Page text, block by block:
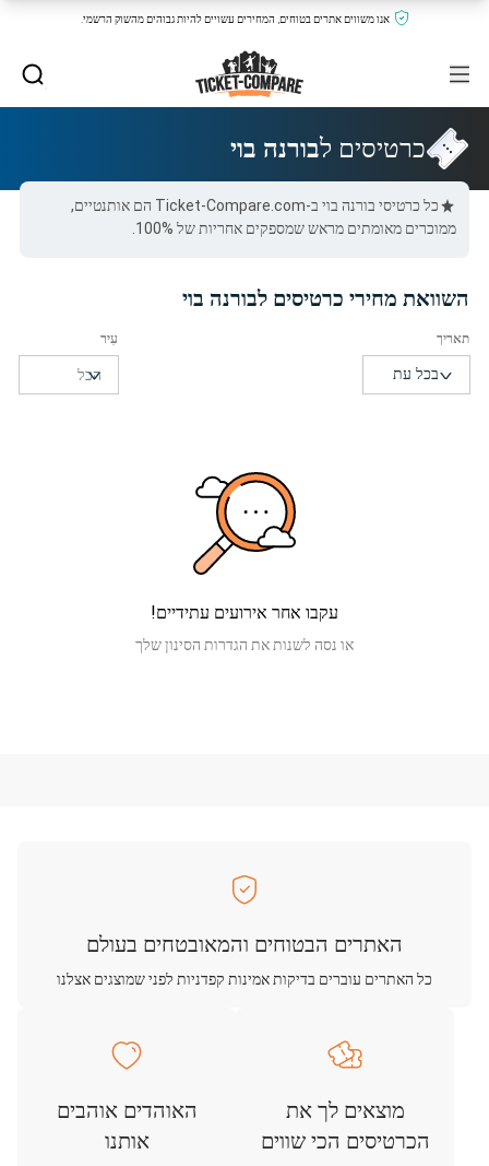
אנו משווים אתרים בטוחים, המחירים עשויים להיות גבוהים מהשוק הרשמי.
כרטיסים לבורנה בוי
כל כרטיסי בורנה בוי ב-Ticket-Compare.com הם אותנטיים,
ממוכרים מאומתים מראש שמספקים אחריות של 100%.
השוואת מחירי כרטיסים לבורנה בוי
עקבו אחר אירועים עתידיים!
או נסה לשנות את הגדרות הסינון שלך
האתרים הבטוחים והמאובטחים בעולם
כל האתרים עוברים בדיקות אמינות קפדניות לפני שמוצגים אצלנו
מוצאים לך את
הכרטיסים הכי שווים
האוהדים אוהבים
אותנו